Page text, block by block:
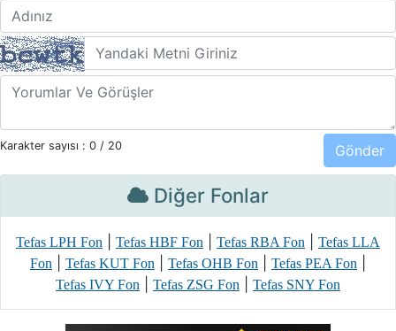
Karakter sayısı : 0 / 20
Diğer Fonlar
Tefas LPH Fon Tefas HBF Fon Tefas RBA Fon
Tefas LLA
Fon
Tefas KUT Fon Tefas OHB Fon Tefas PEA Fon
Tefas IVY Fon Tefas ZSG Fon Tefas SNY Fon